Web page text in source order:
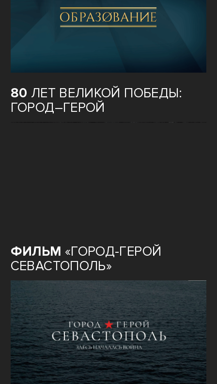
80 ЛЕТ ВЕЛИКОЙ ПОБЕДЫ:
ГОРОД–ГЕРОЙ
ФИЛЬМ «ГОРОД-ГЕРОЙ
СЕВАСТОПОЛЬ»